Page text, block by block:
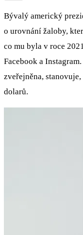
Bývalý americký
o urovnání žaloby,
co mu byla v roce
Facebook a
zveřejněna,
dolarů.